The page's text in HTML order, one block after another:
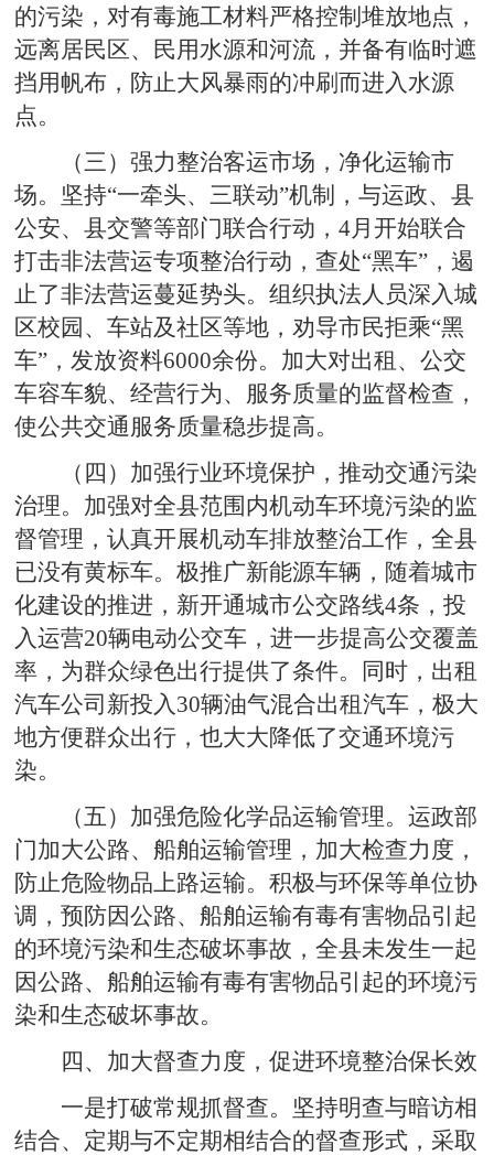
的污染，对有毒施工材料严格控制堆放地点，
远离居民区、民用水源和河流，并备有临时遮
挡用帆布，防止大风暴雨的冲刷而进入水源
点。
（三）强力整治客运市场，净化运输市
场。坚持“一牵头、三联动”机制，与运政、县
公安、县交警等部门联合行动，4月开始联合
打击非法营运专项整治行动，查处“黑车”，遏
止了非法营运蔓延势头。组织执法人员深入城
区校园、车站及社区等地，劝导市民拒乘“黑
车”，发放资料6000余份。加大对出租、公交
车容车貌、经营行为、服务质量的监督检查，
使公共交通服务质量稳步提高。
（四）加强行业环境保护，推动交通污染
治理。加强对全县范围内机动车环境污染的监
督管理，认真开展机动车排放整治工作，全县
已没有黄标车。极推广新能源车辆，随着城市
化建设的推进，新开通城市公交路线4条，投
入运营20辆电动公交车，进一步提高公交覆盖
率，为群众绿色出行提供了条件。同时，出租
汽车公司新投入30辆油气混合出租汽车，极大
地方便群众出行，也大大降低了交通环境污
染。
（五）加强危险化学品运输管理。运政部
门加大公路、船舶运输管理，加大检查力度，
防止危险物品上路运输。积极与环保等单位协
调，预防因公路、船舶运输有毒有害物品引起
的环境污染和生态破坏事故，全县未发生一起
因公路、船舶运输有毒有害物品引起的环境污
染和生态破坏事故。
四、加大督查力度，促进环境整治保长效
一是打破常规抓督查。坚持明查与暗访相
结合、定期与不定期相结合的督查形式，采取